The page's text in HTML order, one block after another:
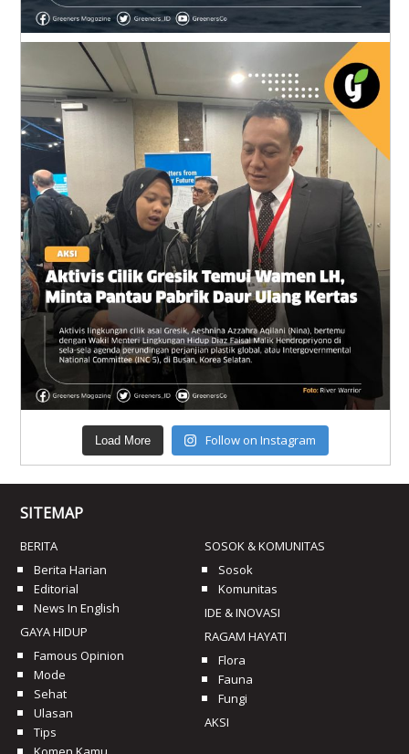
Load More Follow on Instagram
SITEMAP
BERITA
Berita Harian
Editorial
News In English
GAYA HIDUP
Famous Opinion
Mode
Sehat
Ulasan
Tips
SOSOK & KOMUNITAS
Sosok
Komunitas
IDE & INOVASI
RAGAM HAYATI
Flora
Fauna
Fungi
AKSI